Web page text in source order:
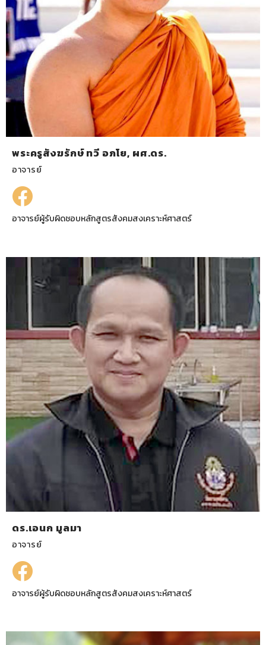
พระครูสังฆรักษ์ ทวี อภโย, ผศ.ดร.
อาจารย์
อาจารย์ผู้รับผิดชอบหลักสูตรสังคมสงเคราะห์ศาสตร์
ดร.เอนก มูลมา
อาจารย์
อาจารย์ผู้รับผิดชอบหลักสูตรสังคมสงเคราะห์ศาสตร์